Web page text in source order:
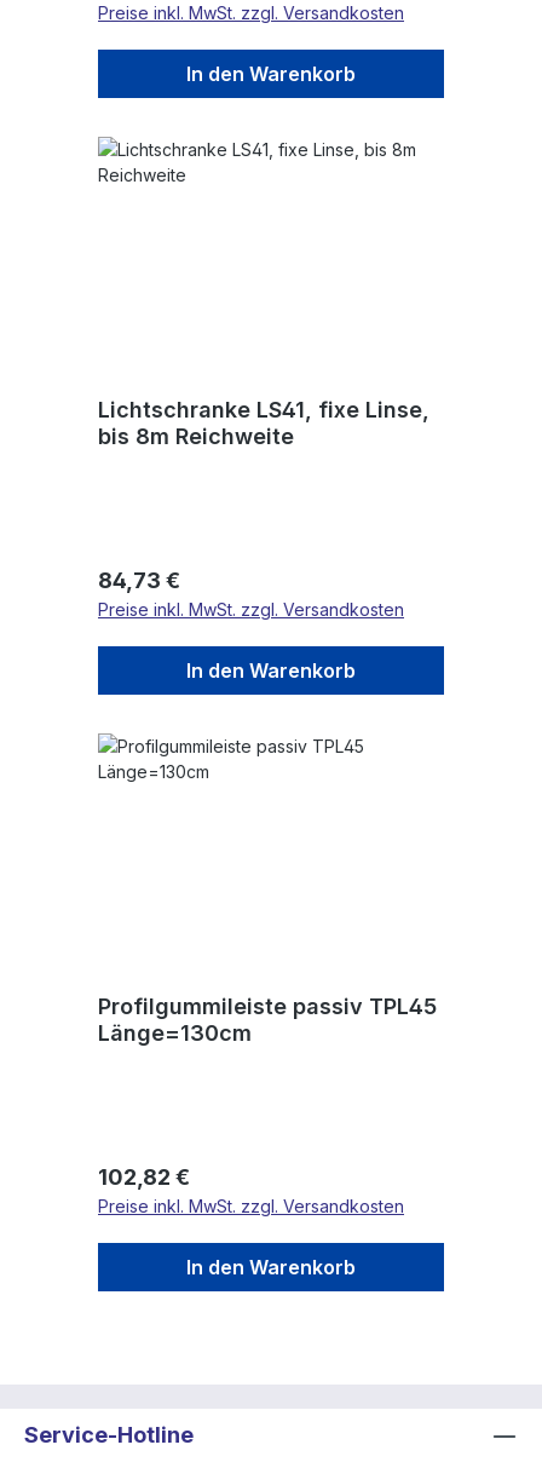
Preise inkl. MwSt. zzgl. Versandkosten
In den Warenkorb
Lichtschranke LS41, fixe Linse,
bis 8m Reichweite
Regulärer Preis:
84,73 €
Preise inkl. MwSt. zzgl. Versandkosten
In den Warenkorb
Profilgummileiste passiv TPL45
Länge=130cm
Regulärer Preis:
102,82 €
Preise inkl. MwSt. zzgl. Versandkosten
In den Warenkorb
Service-Hotline